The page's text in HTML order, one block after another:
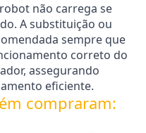
não carrega se
A substituição ou
sempre que
correto do
assegurando
eficiente.
compraram: